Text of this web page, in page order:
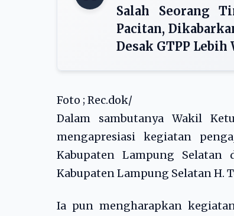
Salah Seorang
Pacitan,
Desak GTPP Lebih
Foto ; Rec.dok/
Dalam sambutanya Wakil
mengapresiasi kegiatan
Kabupaten Lampung Selatan
Kabupaten Lampung Selatan H.
Ia pun mengharapkan